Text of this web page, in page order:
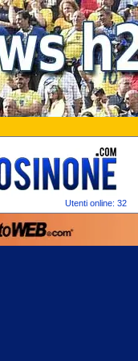
Utenti online: 32